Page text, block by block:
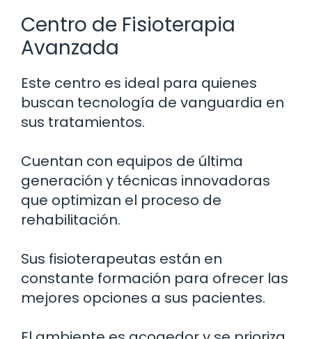
Centro de Fisioterapia
Avanzada
Este centro es ideal para quienes
buscan tecnología de vanguardia en
sus tratamientos.
Cuentan con equipos de última
generación y técnicas innovadoras
que optimizan el proceso de
rehabilitación.
Sus fisioterapeutas están en
constante formación para ofrecer las
mejores opciones a sus pacientes.